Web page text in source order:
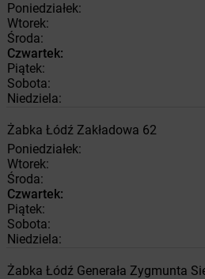
Poniedziałek:
Wtorek:
Środa:
Czwartek:
Piątek:
Sobota:
Niedziela:
Żabka Łódź Zakładowa 62
Poniedziałek:
Wtorek:
Środa:
Czwartek:
Piątek:
Sobota:
Niedziela:
Żabka Łódź Generała Zygmunta